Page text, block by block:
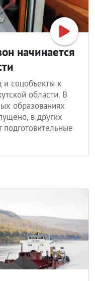
начинается
соцобъекты к
области. В
образованиях
в других